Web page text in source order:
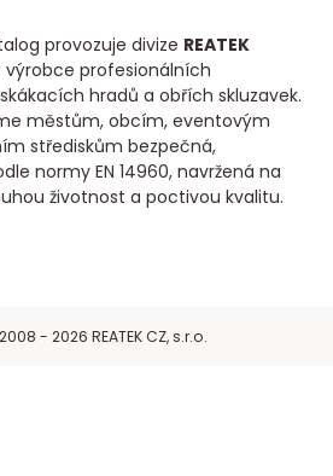
provozuje divize REATEK
výrobce profesionálních
hradů a obřích skluzavek.
městům, obcím, eventovým
střediskům bezpečná,
normy EN 14960, navržená na
životnost a poctivou kvalitu.
- 2026 REATEK CZ, s.r.o.